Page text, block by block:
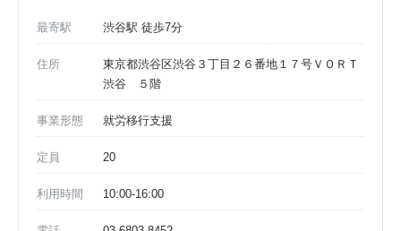
最寄駅 渋谷駅 徒歩7分
住所
東京都渋谷区渋谷３丁目２６番地１７号ＶＯＲＴ
渋谷 ５階
事業形態 就労移行支援
定員 20
利用時間 10:00-16:00